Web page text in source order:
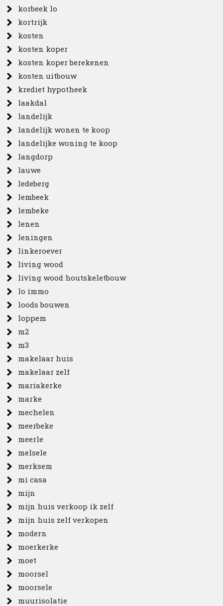
korbeek lo
kortrijk
kosten
kosten koper
kosten koper berekenen
kosten uitbouw
krediet hypotheek
laakdal
landelijk
landelijk wonen te koop
landelijke woning te koop
langdorp
lauwe
ledeberg
lembeek
lembeke
lenen
leningen
linkeroever
living wood
living wood houtskeletbouw
lo immo
loods bouwen
loppem
m2
m3
makelaar huis
makelaar zelf
mariakerke
marke
mechelen
meerbeke
meerle
melsele
merksem
mi casa
mijn
mijn huis verkoop ik zelf
mijn huis zelf verkopen
modern
moerkerke
moet
moorsel
moorsele
muurisolatie